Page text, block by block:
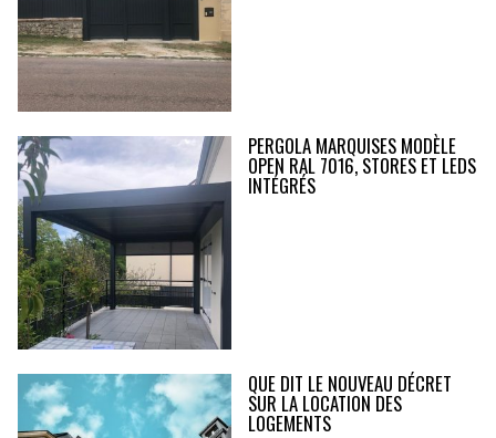
PERGOLA MARQUISES MODÈLE
OPEN RAL 7016, STORES ET LEDS
INTÉGRÉS
QUE DIT LE NOUVEAU DÉCRET
SUR LA LOCATION DES
LOGEMENTS